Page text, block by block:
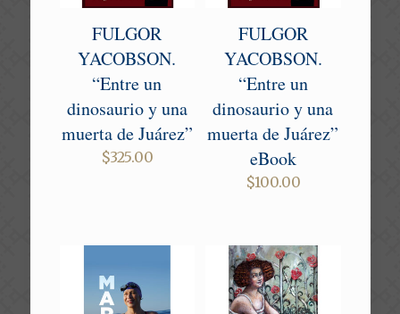
FULGOR
YACOBSON.
“Entre un
dinosaurio y una
muerta de Juárez”
$325.00
FULGOR
YACOBSON.
“Entre un
dinosaurio y una
muerta de Juárez”
eBook
$100.00